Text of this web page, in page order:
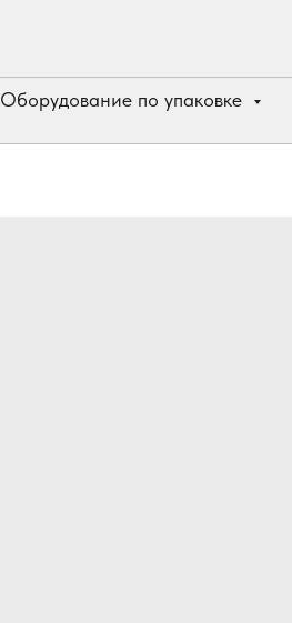
Оборудование по упаковке